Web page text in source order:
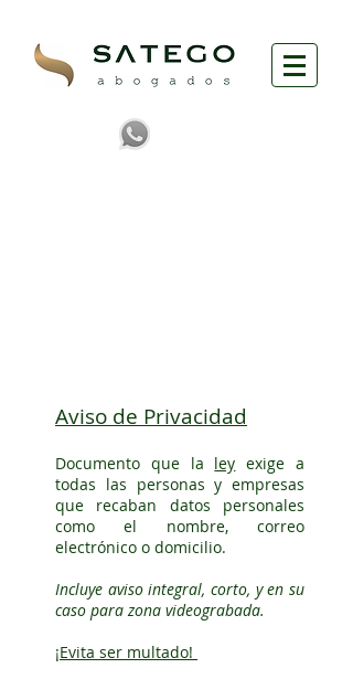
Aviso de Privacidad
Documento que la ley exige a
todas las personas y empresas
que recaban datos personales
como el nombre, correo
electrónico o domicilio.
Incluye aviso integral, corto, y en su
caso para zona videograbada.
¡Evita ser multado!